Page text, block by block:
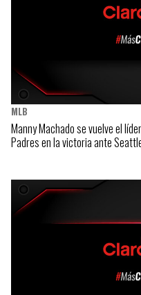
MLB
Manny Machado se vuelve el
Padres en la victoria ante